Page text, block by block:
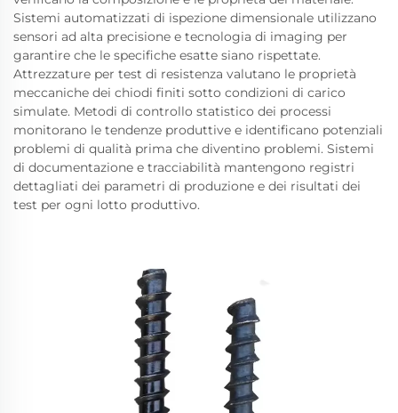
Sistemi automatizzati di ispezione dimensionale utilizzano
sensori ad alta precisione e tecnologia di imaging per
garantire che le specifiche esatte siano rispettate.
Attrezzature per test di resistenza valutano le proprietà
meccaniche dei chiodi finiti sotto condizioni di carico
simulate. Metodi di controllo statistico dei processi
monitorano le tendenze produttive e identificano potenziali
problemi di qualità prima che diventino problemi. Sistemi
di documentazione e tracciabilità mantengono registri
dettagliati dei parametri di produzione e dei risultati dei
test per ogni lotto produttivo.